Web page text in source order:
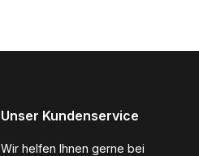
Unser Kundenservice
Wir helfen Ihnen gerne bei